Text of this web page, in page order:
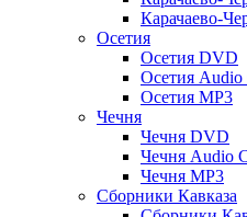
Карачаево-
Осетия
Осетия DVD
Осетия Audio
Осетия MP3
Чечня
Чечня DVD
Чечня Audio
Чечня MP3
Сборники Кавказа